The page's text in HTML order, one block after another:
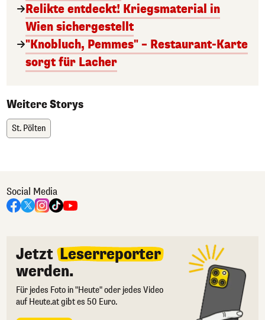
Relikte entdeckt! Kriegsmaterial in
Wien sichergestellt
"Knobluch, Pemmes" – Restaurant-Karte
sorgt für Lacher
Weitere Storys
St. Pölten
Social Media
Jetzt Leserreporter
werden.
Für jedes Foto in "Heute" oder jedes Video
auf Heute.at gibt es 50 Euro.